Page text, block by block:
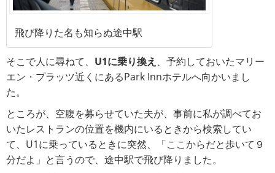
飛び降りた名も知らぬ途中駅
そこで人に尋ねて、 U1に乗り換え 、予約しておいたマリー
エン・プラッツ近くにあるPark Innホテルへ向かいまし
た。
ところが、空腹を募らせていた夫が、事前に私が調べてお
いたレストランの位置を機内にいるときから検索してい
て、U1に乗っているときに突然、「ここからだと歩いて９
分だよ」と言うので、途中駅で飛び降りました。